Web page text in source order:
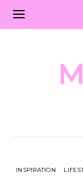
INSPIRATION